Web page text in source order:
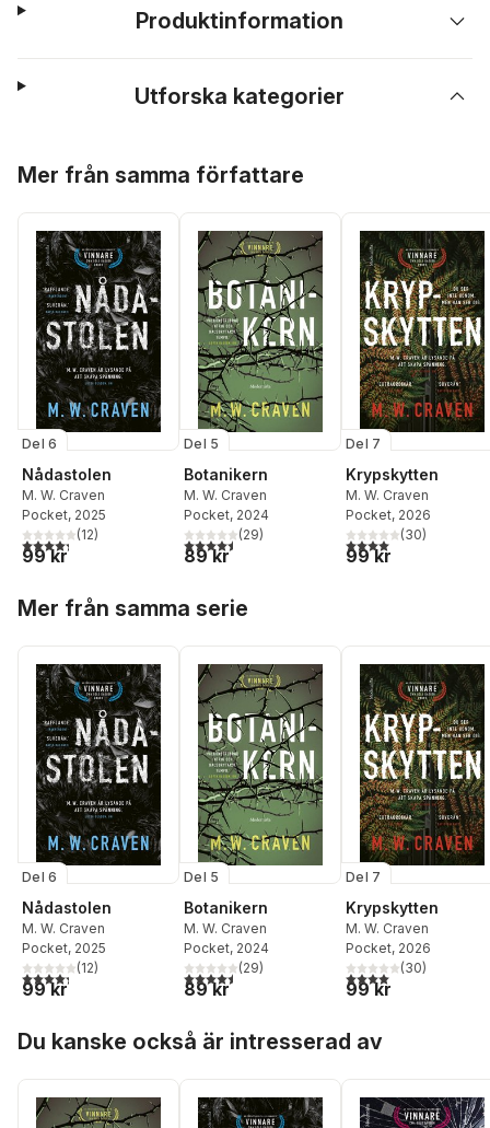
Produktinformation
Utforska kategorier
Mer från samma författare
Del 6
Nådastolen
M. W. Craven
Pocket, 2025
4,3utav 5 stjärnor. Totalt antal röster:
(12)
99 kr
Del 5
Botanikern
M. W. Craven
Pocket, 2024
4,5utav 5 stjärnor. Totalt antal röster:
(29)
89 kr
Del 7
Krypskytten
M. W. Craven
Pocket, 2026
4,0utav 5 stjärnor.
(30)
99 kr
Mer från samma serie
Del 6
Nådastolen
M. W. Craven
Pocket, 2025
4,3utav 5 stjärnor. Totalt antal röster:
(12)
99 kr
Del 5
Botanikern
M. W. Craven
Pocket, 2024
4,5utav 5 stjärnor. Totalt antal röster:
(29)
89 kr
Del 7
Krypskytten
M. W. Craven
Pocket, 2026
4,0utav 5 stjärnor.
(30)
99 kr
Du kanske också är intresserad av